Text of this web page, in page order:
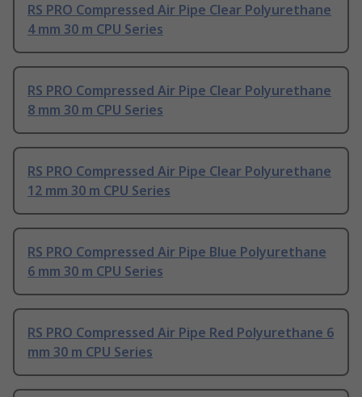
RS PRO Compressed Air Pipe Clear Polyurethane
4 mm 30 m CPU Series
RS PRO Compressed Air Pipe Clear Polyurethane
8 mm 30 m CPU Series
RS PRO Compressed Air Pipe Clear Polyurethane
12 mm 30 m CPU Series
RS PRO Compressed Air Pipe Blue Polyurethane
6 mm 30 m CPU Series
RS PRO Compressed Air Pipe Red Polyurethane 6
mm 30 m CPU Series